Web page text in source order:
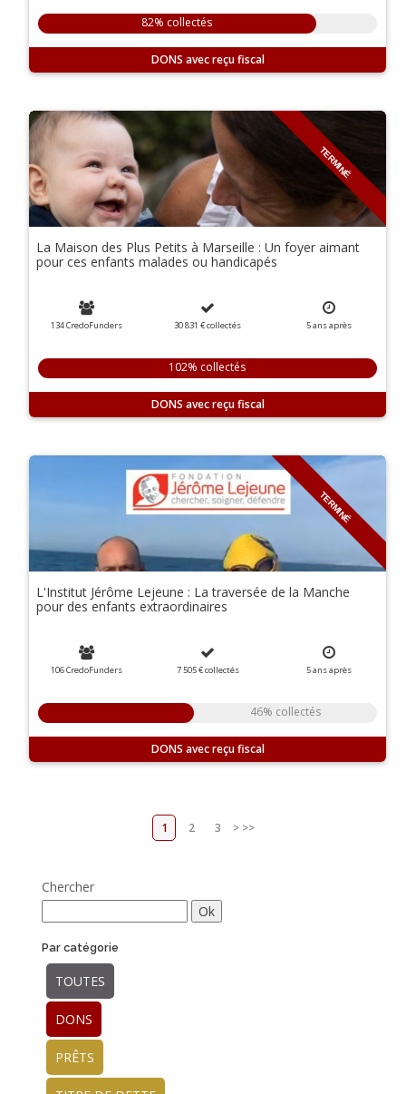
82% collectés
DONS
TERMINÉ
La Maison des Plus Petits à Marseille : Un foyer aimant
pour ces enfants malades ou handicapés
134 CredoFunders 30 831 €collectés 5ansaprès
102% collectés
DONS
TERMINÉ
L'Institut Jérôme Lejeune : La traversée de la Manche
pour des enfants extraordinaires
106 CredoFunders 7 505 €collectés 5ansaprès
46% collectés
DONS
1 2 3 > >>
Chercher
Par catégorie
TOUTES
DONS
PRÊTS